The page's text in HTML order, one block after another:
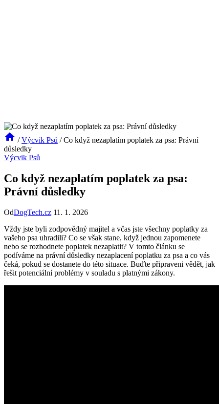
/ Výcvik Psů / Co když nezaplatím poplatek za psa: Právní
důsledky
Výcvik Psů
Co když nezaplatím poplatek za psa:
Právní důsledky
OdDogTech.cz 11. 1. 2026
Vždy jste byli zodpovědný majitel a včas jste všechny poplatky za
vašeho psa uhradili? Co se však stane, když jednou zapomenete
nebo se rozhodnete poplatek nezaplatit? V tomto článku se
podíváme na právní důsledky nezaplacení poplatku za psa a co vás
čeká, pokud se dostanete do této situace. Buďte připraveni vědět, jak
řešit potenciální problémy v souladu s platnými zákony.